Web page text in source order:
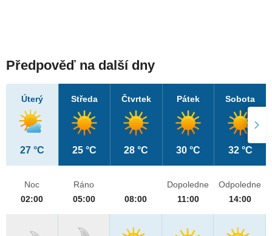
Předpověď na další dny
Úterý
27 °C
Středa
25 °C
Čtvrtek
28 °C
Pátek
30 °C
Sobota
32 °C
Noc
02:00
Ráno
05:00
08:00
Dopoledne
11:00
Odpoledne
14:00